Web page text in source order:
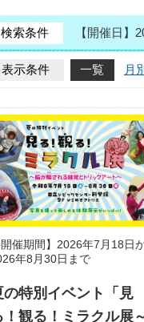
検索条件 【開催日】
表示条件 一覧 月別
催期間】2026年7月18日
年8月30日まで
の特別イベント「見
！観る！ミラクル展